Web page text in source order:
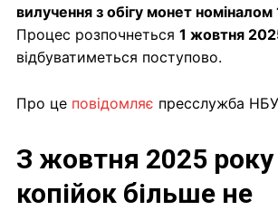
вилучення з обігу монет номіналом
Процес розпочнеться 1 жовтня
відбуватиметься поступово.
Про це повідомляє пресслужба
З жовтня 2025 року
копійок більше не